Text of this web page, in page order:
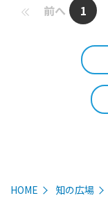
前へ 1
HOME 知の広場